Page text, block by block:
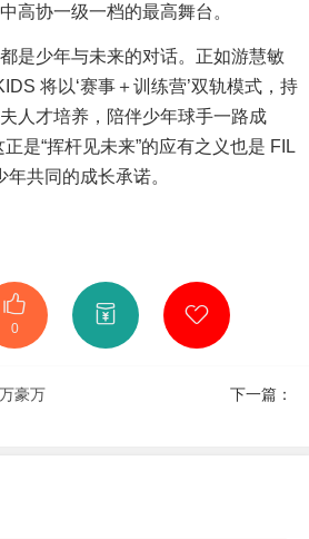
高协一级一档的最高舞台。
是少年与未来的对话。正如游慧敏
将以‘赛事＋训练营’双轨模式，持
人才培养，陪伴少年球手一路成
是“挥杆见未来”的应有之义也是 FIL
共同的成长承诺。
0
豪万
下一篇：